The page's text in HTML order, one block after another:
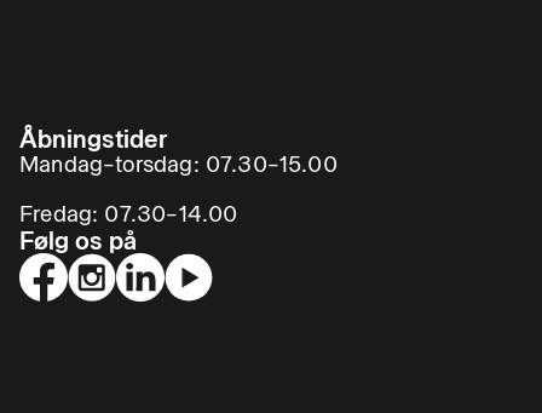
Åbningstider
Mandag–torsdag: 07.30–15.00
Fredag: 07.30–14.00
Følg os på